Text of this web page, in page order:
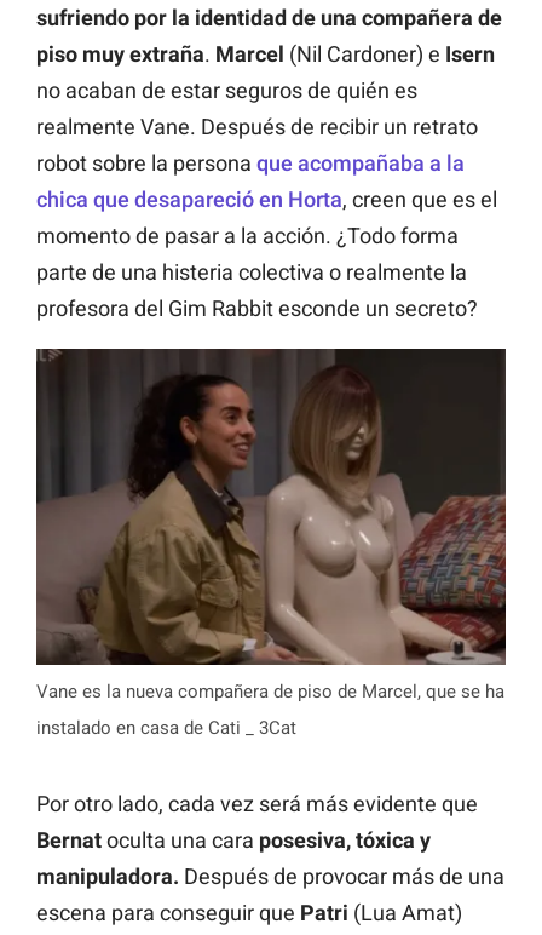
sufriendo por la identidad de una compañera de
piso muy extraña. Marcel (Nil Cardoner) e Isern
no acaban de estar seguros de quién es
realmente Vane. Después de recibir un retrato
robot sobre la persona que acompañaba a la
chica que desapareció en Horta, creen que es el
momento de pasar a la acción. ¿Todo forma
parte de una histeria colectiva o realmente la
profesora del Gim Rabbit esconde un secreto?
Vane es la nueva compañera de piso de Marcel, que se ha
instalado en casa de Cati _ 3Cat
Por otro lado, cada vez será más evidente que
Bernatoculta una cara posesiva, tóxica y
manipuladora. Después de provocar más de una
escena para conseguir que Patri (Lua Amat)